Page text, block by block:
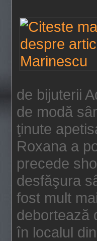
de bijuterii
de modă
ţinute
Roxana a
precede
desfăşura
fost mult
debortează
în localul